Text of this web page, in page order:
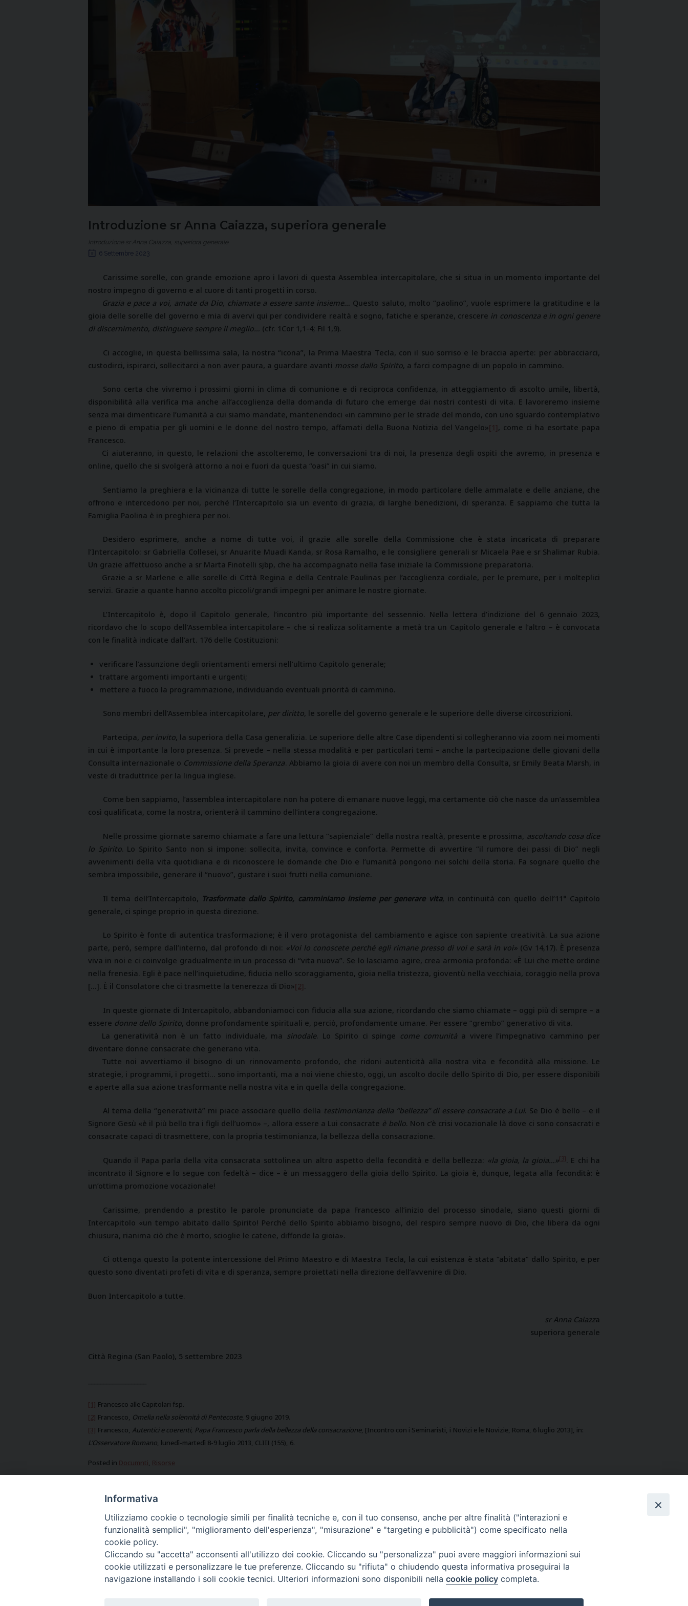
Introduzione sr Anna Caiazza, superiora generale
Introduzione sr Anna Caiazza, superiora generale
6 Settembre 2023
Carissime sorelle, con grande emozione apro i lavori di questa Assemblea intercapitolare, che si situa in un momento importante del
nostro impegno di governo e al cuore di tanti progetti in corso.
Grazia e pace a voi, amate da Dio, chiamate a essere sante insieme… Questo saluto, molto “paolino”, vuole esprimere la gratitudine e la
gioia delle sorelle del governo e mia di avervi qui per condividere realtà e sogno, fatiche e speranze, crescere in conoscenza e in ogni genere
di discernimento, distinguere sempre il meglio… (cfr. 1Cor 1,1-4; Fil 1,9).
Ci accoglie, in questa bellissima sala, la nostra “icona”, la Prima Maestra Tecla, con il suo sorriso e le braccia aperte: per abbracciarci,
custodirci, ispirarci, sollecitarci a non aver paura, a guardare avanti mosse dallo Spirito, a farci compagne di un popolo in cammino.
Sono certa che vivremo i prossimi giorni in clima di comunione e di reciproca confidenza, in atteggiamento di ascolto umile, libertà,
disponibilità alla verifica ma anche all’accoglienza della domanda di futuro che emerge dai nostri contesti di vita. E lavoreremo insieme
senza mai dimenticare l’umanità a cui siamo mandate, mantenendoci «in cammino per le strade del mondo, con uno sguardo contemplativo
e pieno di empatia per gli uomini e le donne del nostro tempo, affamati della Buona Notizia del Vangelo»[1], come ci ha esortate papa
Francesco.
Ci aiuteranno, in questo, le relazioni che ascolteremo, le conversazioni tra di noi, la presenza degli ospiti che avremo, in presenza e
online, quello che si svolgerà attorno a noi e fuori da questa “oasi” in cui siamo.
Sentiamo la preghiera e la vicinanza di tutte le sorelle della congregazione, in modo particolare delle ammalate e delle anziane, che
offrono e intercedono per noi, perché l’Intercapitolo sia un evento di grazia, di larghe benedizioni, di speranza. E sappiamo che tutta la
Famiglia Paolina è in preghiera per noi.
Desidero esprimere, anche a nome di tutte voi, il grazie alle sorelle della Commissione che è stata incaricata di preparare
l’Intercapitolo: sr Gabriella Collesei, sr Anuarite Muadi Kanda, sr Rosa Ramalho, e le consigliere generali sr Micaela Pae e sr Shalimar Rubia.
Un grazie affettuoso anche a sr Marta Finotelli sjbp, che ha accompagnato nella fase iniziale la Commissione preparatoria.
Grazie a sr Marlene e alle sorelle di Città Regina e della Centrale Paulinas per l’accoglienza cordiale, per le premure, per i molteplici
servizi. Grazie a quante hanno accolto piccoli/grandi impegni per animare le nostre giornate.
L’Intercapitolo è, dopo il Capitolo generale, l’incontro più importante del sessennio. Nella lettera d’indizione del 6 gennaio 2023,
ricordavo che lo scopo dell’Assemblea intercapitolare – che si realizza solitamente a metà tra un Capitolo generale e l’altro – è convocata
con le finalità indicate dall’art. 176 delle Costituzioni:
verificare l’assunzione degli orientamenti emersi nell’ultimo Capitolo generale;
trattare argomenti importanti e urgenti;
mettere a fuoco la programmazione, individuando eventuali priorità di cammino.
Sono membri dell’Assemblea intercapitolare, per diritto, le sorelle del governo generale e le superiore delle diverse circoscrizioni.
Partecipa, per invito, la superiora della Casa generalizia. Le superiore delle altre Case dipendenti si collegheranno via zoom nei momenti
in cui è importante la loro presenza. Si prevede – nella stessa modalità e per particolari temi – anche la partecipazione delle giovani della
Consulta internazionale o Commissione della Speranza. Abbiamo la gioia di avere con noi un membro della Consulta, sr Emily Beata Marsh, in
veste di traduttrice per la lingua inglese.
Come ben sappiamo, l’assemblea intercapitolare non ha potere di emanare nuove leggi, ma certamente ciò che nasce da un’assemblea
così qualificata, come la nostra, orienterà il cammino dell’intera congregazione.
Nelle prossime giornate saremo chiamate a fare una lettura “sapienziale” della nostra realtà, presente e prossima, ascoltando cosa dice
lo Spirito. Lo Spirito Santo non si impone: sollecita, invita, convince e conforta. Permette di avvertire “il rumore dei passi di Dio” negli
avvenimenti della vita quotidiana e di riconoscere le domande che Dio e l’umanità pongono nei solchi della storia. Fa sognare quello che
sembra impossibile, generare il “nuovo”, gustare i suoi frutti nella comunione.
Il tema dell’Intercapitolo, Trasformate dallo Spirito, camminiamo insieme per generare vita, in continuità con quello dell’11° Capitolo
generale, ci spinge proprio in questa direzione.
Lo Spirito è fonte di autentica trasformazione; è il vero protagonista del cambiamento e agisce con sapiente creatività. La sua azione
parte, però, sempre dall’interno, dal profondo di noi: «Voi lo conoscete perché egli rimane presso di voi e sarà in voi» (Gv 14,17). È presenza
viva in noi e ci coinvolge gradualmente in un processo di “vita nuova”. Se lo lasciamo agire, crea armonia profonda: «È Lui che mette ordine
nella frenesia. Egli è pace nell’inquietudine, fiducia nello scoraggiamento, gioia nella tristezza, gioventù nella vecchiaia, coraggio nella prova
[…]. È il Consolatore che ci trasmette la tenerezza di Dio»[2].
In queste giornate di Intercapitolo, abbandoniamoci con fiducia alla sua azione, ricordando che siamo chiamate – oggi più di sempre – a
essere donne dello Spirito, donne profondamente spirituali e, perciò, profondamente umane. Per essere “grembo” generativo di vita.
La generatività non è un fatto individuale, ma sinodale. Lo Spirito ci spinge come comunitàa vivere l’impegnativo cammino per
diventare donne consacrate che generano vita.
Tutte noi avvertiamo il bisogno di un rinnovamento profondo, che ridoni autenticità alla nostra vita e fecondità alla missione. Le
strategie, i programmi, i progetti… sono importanti, ma a noi viene chiesto, oggi, un ascolto docile dello Spirito di Dio, per essere disponibili
e aperte alla sua azione trasformante nella nostra vita e in quella della congregazione.
Al tema della “generatività” mi piace associare quello della testimonianza della “bellezza” di essere consacrate a Lui. Se Dio è bello – e il
Signore Gesù «è il più bello tra i figli dell’uomo» –, allora essere a Lui consacrate è bello. Non c’è crisi vocazionale là dove ci sono consacrati e
consacrate capaci di trasmettere, con la propria testimonianza, la bellezza della consacrazione.
Quando il Papa parla della vita consacrata sottolinea un altro aspetto della fecondità e della bellezza: «la gioia, la gioia…»[3]. E chi ha
incontrato il Signore e lo segue con fedeltà – dice – è un messaggero della gioia dello Spirito. La gioia è, dunque, legata alla fecondità: è
un’ottima promozione vocazionale!
Carissime, prendendo a prestito le parole pronunciate da papa Francesco all’inizio del processo sinodale, siano questi giorni di
Intercapitolo «un tempo abitato dallo Spirito! Perché dello Spirito abbiamo bisogno, del respiro sempre nuovo di Dio, che libera da ogni
chiusura, rianima ciò che è morto, scioglie le catene, diffonde la gioia».
Ci ottenga questo la potente intercessione del Primo Maestro e di Maestra Tecla, la cui esistenza è stata “abitata” dallo Spirito, e per
questo sono diventati profeti di vita e di speranza, sempre proiettati nella direzione dell’avvenire di Dio.
Buon Intercapitolo a tutte.
sr Anna Caiazza
superiora generale
Città Regina (San Paolo), 5 settembre 2023
[1] Francesco alle Capitolari fsp.
[2] Francesco, Omelia nella solennità di Pentecoste, 9 giugno 2019.
[3] Francesco, Autentici e coerenti, Papa Francesco parla della bellezza della consacrazione, [Incontro con i Seminaristi, i Novizi e le Novizie, Roma, 6 luglio 2013], in:
L’Osservatore Romano, lunedì-martedì 8-9 luglio 2013, CLIII (155), 6.
Posted in Documnti, Risorse
navigation
Lettera di Indizione dell’Intercapitolo 2023
Go to Website:
Informativa
Utilizziamo cookie o tecnologie simili per finalità tecniche e, con il tuo consenso, anche per altre finalità ("interazioni e
funzionalità semplici", "miglioramento dell'esperienza", "misurazione" e "targeting e pubblicità") come specificato nella
cookie policy.
Cliccando su "accetta" acconsenti all'utilizzo dei cookie. Cliccando su "personalizza" puoi avere maggiori informazioni sui
cookie utilizzati e personalizzare le tue preferenze. Cliccando su "rifiuta" o chiudendo questa informativa proseguirai la
navigazione installando i soli cookie tecnici. Ulteriori informazioni sono disponibili nella cookie policy completa.